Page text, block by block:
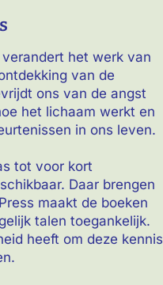
het werk van
van de
ons van de angst
het lichaam werkt en
in ons leven.
tot voor kort
Daar brengen
maakt de boeken
talen toegankelijk.
heeft om deze kennis